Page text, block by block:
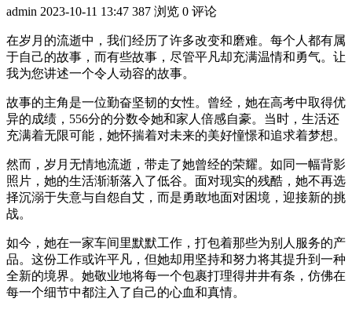
admin 2023-10-11 13:47 387 浏览 0 评论
在岁月的流逝中，我们经历了许多改变和磨难。每个人都有属
于自己的故事，而有些故事，尽管平凡却充满温情和勇气。让
我为您讲述一个令人动容的故事。
故事的主角是一位勤奋坚韧的女性。曾经，她在高考中取得优
异的成绩，556分的分数令她和家人倍感自豪。当时，生活还
充满着无限可能，她怀揣着对未来的美好憧憬和追求着梦想。
然而，岁月无情地流逝，带走了她曾经的荣耀。如同一幅背影
照片，她的生活渐渐落入了低谷。面对现实的残酷，她不再选
择沉溺于失意与自怨自艾，而是勇敢地面对困境，迎接新的挑
战。
如今，她在一家车间里默默工作，打包着那些为别人服务的产
品。这份工作或许平凡，但她却用坚持和努力将其提升到一种
全新的境界。她敬业地将每一个包裹打理得井井有条，仿佛在
每一个细节中都注入了自己的心血和真情。